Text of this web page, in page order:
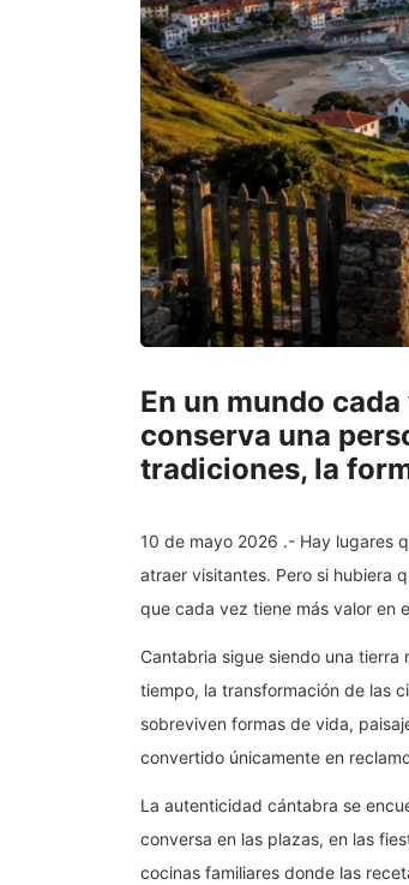
En un mundo
conserva una
tradiciones, la
10 de mayo 2026 .- Hay lugares
atraer visitantes. Pero si hubiera
que cada vez tiene más valor en
Cantabria sigue siendo una
tiempo, la transformación de las
sobreviven formas de vida,
convertido únicamente en
La autenticidad cántabra se
conversa en las plazas, en las
cocinas familiares donde las